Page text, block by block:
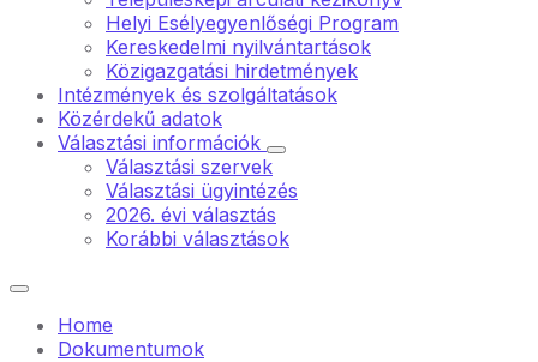
Helyi Esélyegyenlőségi Program
Kereskedelmi nyilvántartások
Közigazgatási hirdetmények
Intézmények és szolgáltatások
Közérdekű adatok
Választási információk
Választási szervek
Választási ügyintézés
2026. évi választás
Korábbi választások
Home
Dokumentumok